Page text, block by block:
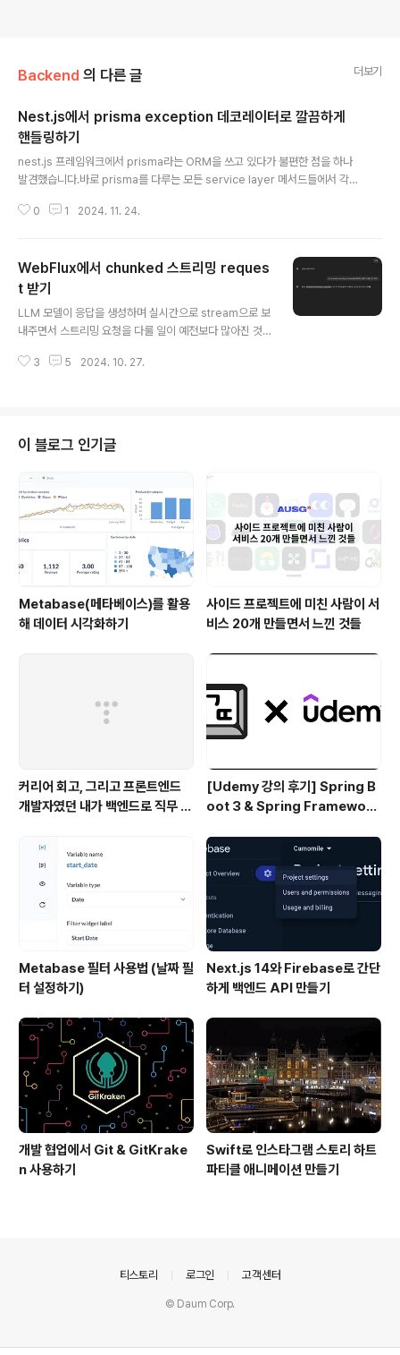
Backend 의 다른 글 더보기
Nest.js에서 prisma exception 데코레이터로 깔끔하게
핸들링하기
nest.js 프레임워크에서 prisma라는 ORM을 쓰고 있다가 불편한 점을 하나
발견했습니다.바로 prisma를 다루는 모든 service layer 메서드들에서 각각
고 복잡하니 예외처리를 하지 않아 500 에러를 내보내고 있는 케이스도 있을
레이터로 만들어볼까 하고 생각하게 되었습니다. 우선, prisma 문서에서 소개
하고 있는 에러 핸들링 방법은 아래와 같습니다.위에서 이야기 한 대로 try-cat
ch로 핸들링 하고 있습니다.import { Prisma..
0 1 2024. 11. 24.
WebFlux에서 chunked 스트리밍 reques
t 받기
LLM 모델이 응답을 생성하며 실시간으로 stream으로 보
내주면서 스트리밍 요청을 다룰 일이 예전보다 많아진 것
ding: chunked 스트리밍 데이터를 request로 받을 수
ding: chunked란?우선 transfer-encoding: chunke
d가 뭔지 간단히 설명하고 넘어가겠습니다. http header
의 많은 종류 중에 transfer-encoding이라는 헤더가 있
습니다.https://developer.mozilla.org/en-U..
3 5 2024. 10. 27.
이 블로그 인기글
Metabase(메타베이스)를 활용
해 데이터 시각화하기
사이드 프로젝트에 미친 사람이 서
비스 20개 만들면서 느낀 것들
커리어 회고, 그리고 프론트엔드
개발자였던 내가 백엔드로 직무 전
[Udemy 강의 후기] Spring B
oot 3 & Spring Framework
Metabase 필터 사용법 (날짜 필
터 설정하기)
Next.js 14와 Firebase로 간단
하게 백엔드 API 만들기
개발 협업에서 Git & GitKrake
n 사용하기
Swift로 인스타그램 스토리 하트
파티클 애니메이션 만들기
티스토리 로그인 고객센터
© Daum Corp.